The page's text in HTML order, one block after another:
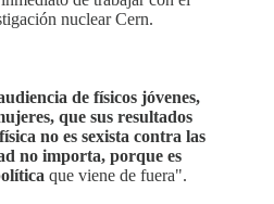
nuclear Cern.
de físicos jóvenes,
que sus resultados
no es sexista contra las
no importa, porque es
que viene de fuera".